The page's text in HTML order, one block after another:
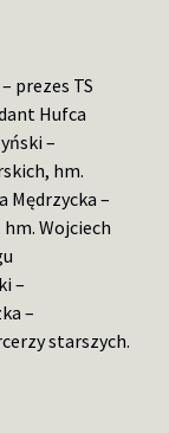
prezes TS
Hufca
–
hm.
Mędrzycka –
Wojciech
–
–
starszych.